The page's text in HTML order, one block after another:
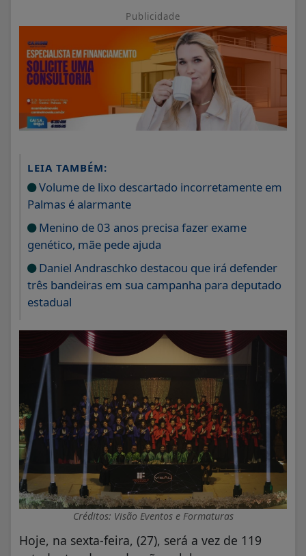
Publicidade
LEIA TAMBÉM:
Volume de lixo descartado incorretamente em
Palmas é alarmante
Menino de 03 anos precisa fazer exame
genético, mãe pede ajuda
Daniel Andraschko destacou que irá defender
três bandeiras em sua campanha para deputado
estadual
Créditos: Visão Eventos e Formaturas
Hoje, na sexta-feira, (27), será a vez de 119